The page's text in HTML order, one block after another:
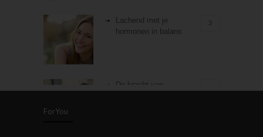
Lachend met je
hormonen in balans
3
De kracht van
ForYou